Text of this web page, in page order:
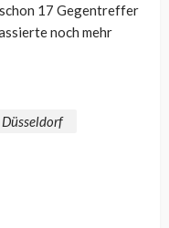
17 Gegentreffer
noch mehr